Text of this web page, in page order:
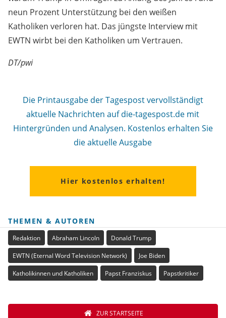
neun Prozent Unterstützung bei den weißen
Katholiken verloren hat. Das jüngste Interview mit
EWTN wirbt bei den Katholiken um Vertrauen.
DT/pwi
Die Printausgabe der Tagespost vervollständigt
aktuelle Nachrichten auf die-tagespost.de mit
Hintergründen und Analysen. Kostenlos erhalten Sie
die aktuelle Ausgabe
Hier kostenlos erhalten!
THEMEN & AUTOREN
Redaktion Abraham Lincoln Donald Trump
EWTN (Eternal Word Television Network) Joe Biden
Katholikinnen und Katholiken Papst Franziskus Papstkritiker
ZUR STARTSEITE